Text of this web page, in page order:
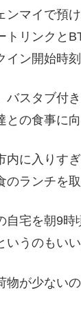
ンマイで預
トリンクと
イン開始時
バスタブ付
との食事に
内に入りす
ランチを
自宅を朝9
うのもいい
物が少ない